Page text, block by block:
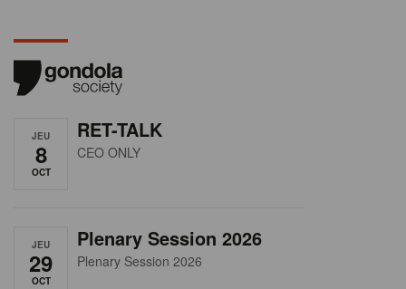
JEU
8
OCT
RET-TALK
CEO ONLY
JEU
29
OCT
Plenary Session 2026
Plenary Session 2026